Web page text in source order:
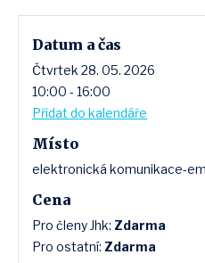
Datum a čas
Čtvrtek 28. 05. 2026
10:00 - 16:00
Přidat do kalendáře
Místo
elektronická komunikace-
Cena
Pro členy Jhk: Zdarma
Pro ostatní: Zdarma